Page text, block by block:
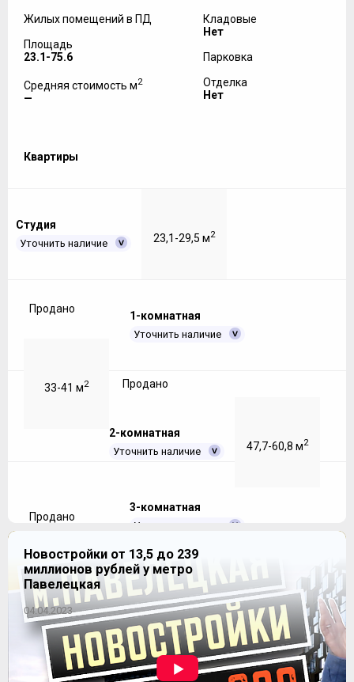
Жилых помещений в ПД
Площадь
23.1-75.6
Средняя стоимость м2
—
Кладовые
Нет
Парковка
Отделка
Нет
Квартиры
Студия
Уточнить наличие 23,1-29,5 м2
Продано
1-комнатная
Уточнить наличие
33-41 м2 Продано
2-комнатная
Уточнить наличие 47,7-60,8 м2
Продано
3-комнатная
Уточнить наличие
66,5-75,6 м 2 Продано
Новостройки от 13,5 до 239
миллионов рублей у метро
Павелецкая
04.04.2023